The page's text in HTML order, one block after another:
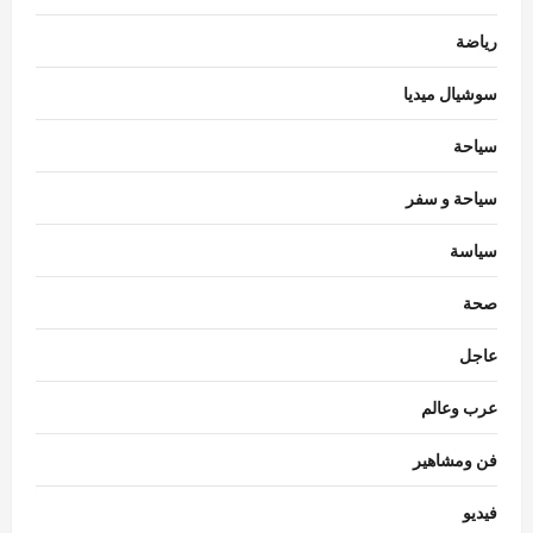
رياضة
سوشيال ميديا
سياحة
سياحة و سفر
سياسة
صحة
عاجل
عرب وعالم
فن ومشاهير
فيديو
3
4